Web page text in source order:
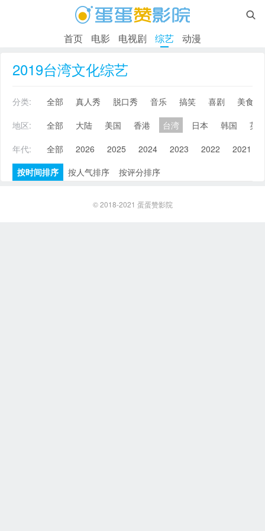

首页 电影 电视剧 综艺 动漫
2019台湾文化综艺
分类: 全部 真人秀 脱口秀 音乐 搞笑 喜剧
美食
地区:
全部 大陆 美国 香港 台湾 日本 韩国
英
年代:
全部 2026 2025 2024 2023 2022 2021
按时间排序
按人气排序 按评分排序
© 2018-2021 蛋蛋赞影院